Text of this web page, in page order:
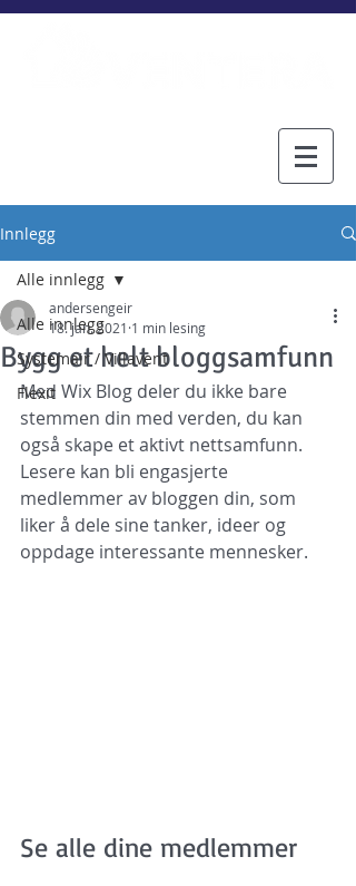
Innlegg
Alle innlegg
Systemair / Villavent
Flexit
Alle innlegg
Bygg et helt bloggsamfunn
andersengeir
18. jan. 2021 1 min lesing
Med Wix Blog deler du ikke bare
stemmen din med verden, du kan
også skape et aktivt nettsamfunn.
Lesere kan bli engasjerte
medlemmer av bloggen din, som
liker å dele sine tanker, ideer og
oppdage interessante mennesker.
Se alle dine medlemmer